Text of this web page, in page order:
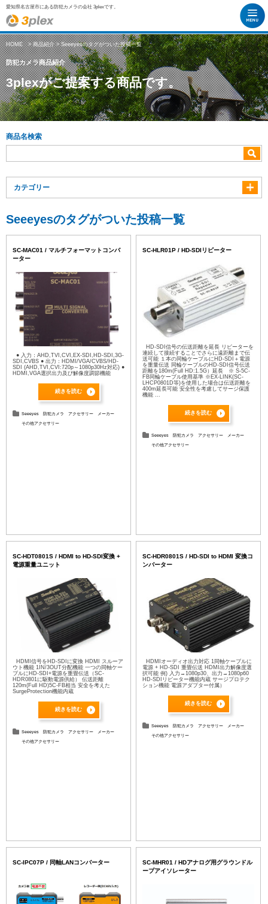
愛知県名古屋市にある防犯カメラの会社 3plexです。
HOME>商品紹介> Seeeyesのタグがついた投稿一覧
防犯カメラ商品紹介
3plexがご提案する商品です。
商品名検索
カテゴリー
Seeeyesのタグがついた投稿一覧
SC-MAC01 / マルチフォーマットコンバ
ーター
● 入力：AHD,TVI,CVI,EX-SDI,HD-SDI,3G-
SDI,CVBS ● 出力：HDMI/VGA/CVBS/HD-
SDI (AHD,TVI,CVI:720p～1080p30Hz対応) ●
HDMI,VGA選択出力及び解像度調節機能
続きを読む
Seeeyes 防犯カメラ アクセサリー メーカー
その他アクセサリー
SC-HLR01P / HD-SDIリピーター
HD-SDI信号の伝送距離を延長 リピーターを
連続して接続することでさらに遠距離まで伝
送可能 １本の同輪ケーブルにHD-SDI＋電源
を重量伝送 同輪ケーブルのHD-SDI信号伝送
距離を180m(Full HD:1.5G）延長 ※ S-5C-
FB同輪ケーブル使用基準 ※EX-LINK(SC-
LHCP0801D等)を使用した場合は伝送距離を
400m延長可能 安全性を考慮してサージ保護
機能 ...
続きを読む
Seeeyes 防犯カメラ アクセサリー メーカー
その他アクセサリー
SC-HDT0801S / HDMI to HD-SDI変換 +
電源重量ユニット
HDMI信号をHD-SDIに変換 HDMI スルーア
ウト機能 1IN/3OUT分配機能 一つの同軸ケー
ブルにHD-SDI+電源を重畳伝送（SC-
HDR0801に駆動電源供給） 伝送距離
120m(Full HD)5C-FB相当 安全を考えた
SurgeProtection機能内蔵
続きを読む
Seeeyes 防犯カメラ アクセサリー メーカー
その他アクセサリー
SC-HDR0801S / HD-SDI to HDMI 変換コ
ンバーター
HDMIオーディオ出力対応 1同軸ケーブルに
電源 + HD-SDI 重畳伝送 HDMI出力解像度選
択可能 例) 入力→1080p30、出力→1080p60
HD-SDIリピーター機能内蔵 サージプロテク
ション機能 電源アダプター付属）
続きを読む
Seeeyes 防犯カメラ アクセサリー メーカー
その他アクセサリー
SC-IPC07P / 同軸LANコンバーター
SC-MHR01 / HDアナログ用グラウンドル
ープアイソレーター